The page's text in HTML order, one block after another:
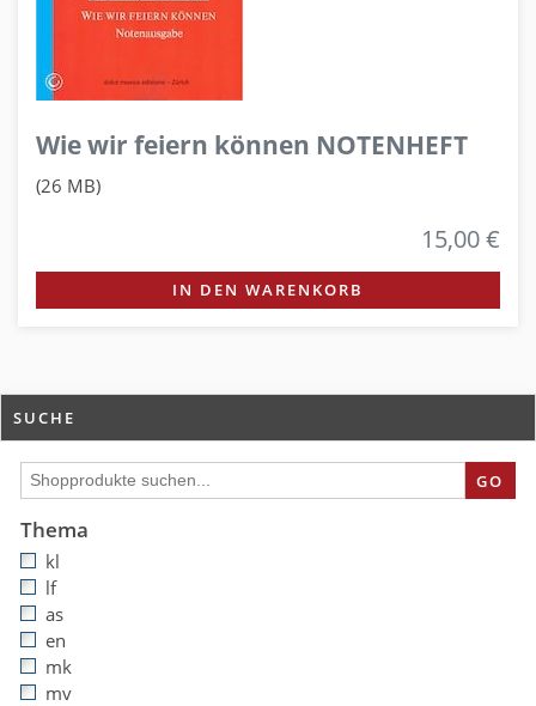
Wie wir feiern können NOTENHEFT
(26 MB)
15,00 €
IN DEN WARENKORB
SUCHE
GO
Thema
kl
lf
as
en
mk
mv